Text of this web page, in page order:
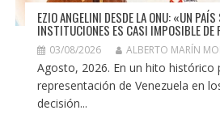
EZIO ANGELINI DESDE LA ONU: «UN
INSTITUCIONES ES CASI IMPOSIBLE DE
03/08/2026 ALBERTO MARÍN
Agosto, 2026. En un hito histórico
representación de Venezuela en
decisión...